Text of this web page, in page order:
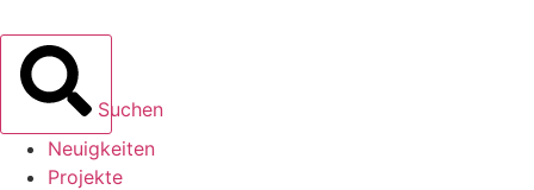
Suchen
Neuigkeiten
Projekte